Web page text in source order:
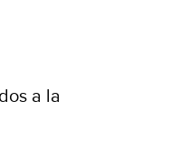
a la